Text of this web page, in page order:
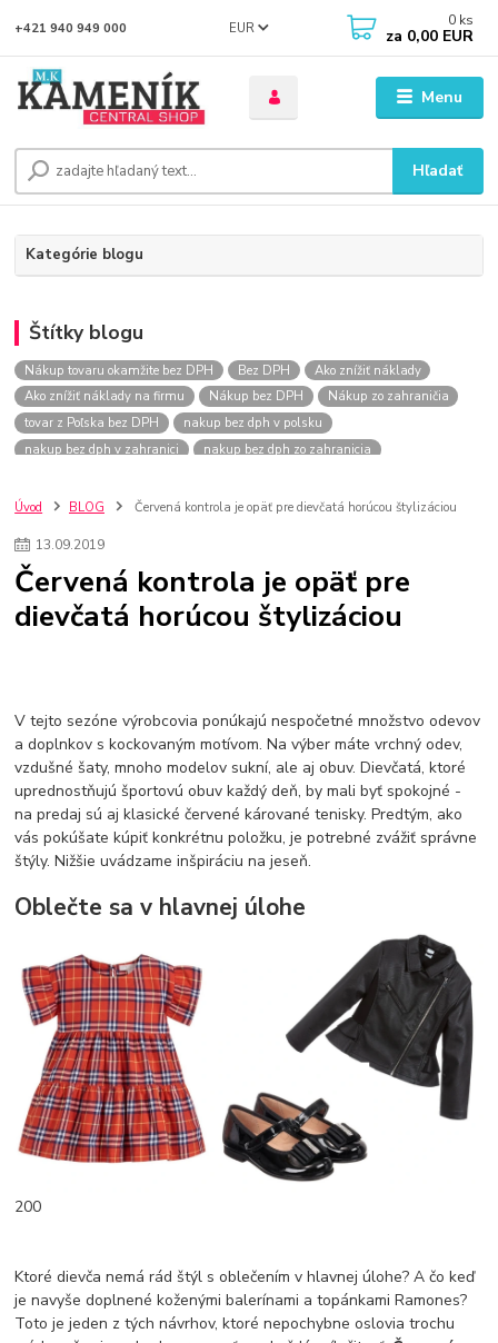
Menu
EUR
Hľadať
+421 940 949 000 0 ks
za 0,00 EUR
Kategórie blogu
Štítky blogu
Nákup tovaru okamžite bez DPH Bez DPH
Ako znížiť náklady
Ako znížiť náklady na firmu
Nákup bez DPH
Nákup zo zahraničia
tovar z Poľska bez DPH
nakup bez dph v polsku
nakup bez dph v zahranici
nakup bez dph zo zahranicia
szco nakup bez dph
Smart hodinky pre deti
Plyšový macovia
Lego Star Wars
Darčeky na Vianoce 2019
Vianočný darček pre dievča do 20€
Darčeky pre dievčatá
Star Wars
Kedy by malo batoľa meniť posteľ?
L.O.L. Surprise zvieratká
L.O.L. Surprise hračky
L.O.L. Surprise domčeky
L.O.L. Surprise postavičky
L.O.L. Surprise zberateľské figúrky
L.O.L. OMG L.O.L. OMG Bábiky
Úvod BLOG Červená kontrola je opäť pre dievčatá horúcou štylizáciou
13.09.2019
Červená kontrola je opäť pre
dievčatá horúcou štylizáciou
V tejto sezóne výrobcovia ponúkajú nespočetné množstvo odevov
a doplnkov s kockovaným motívom. Na výber máte vrchný odev,
vzdušné šaty, mnoho modelov sukní, ale aj obuv. Dievčatá, ktoré
uprednostňujú športovú obuv každý deň, by mali byť spokojné -
na predaj sú aj klasické červené kárované tenisky. Predtým, ako
vás pokúšate kúpiť konkrétnu položku, je potrebné zvážiť správne
štýly. Nižšie uvádzame inšpiráciu na jeseň.
Oblečte sa v hlavnej úlohe
200
Ktoré dievča nemá rád štýl s oblečením v hlavnej úlohe? A čo keď
je navyše doplnené koženými balerínami a topánkami Ramones?
Toto je jeden z tých návrhov, ktoré nepochybne oslovia trochu